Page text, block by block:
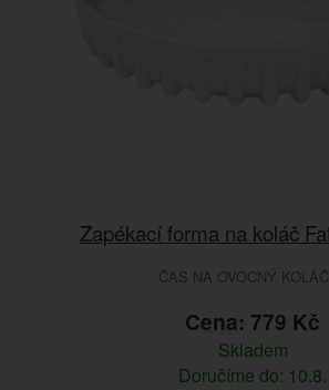
Zapékací forma na koláč
ČAS NA OVOCNÝ KOLÁČ
Cena: 779 Kč
Skladem
Doručíme do: 10.8.